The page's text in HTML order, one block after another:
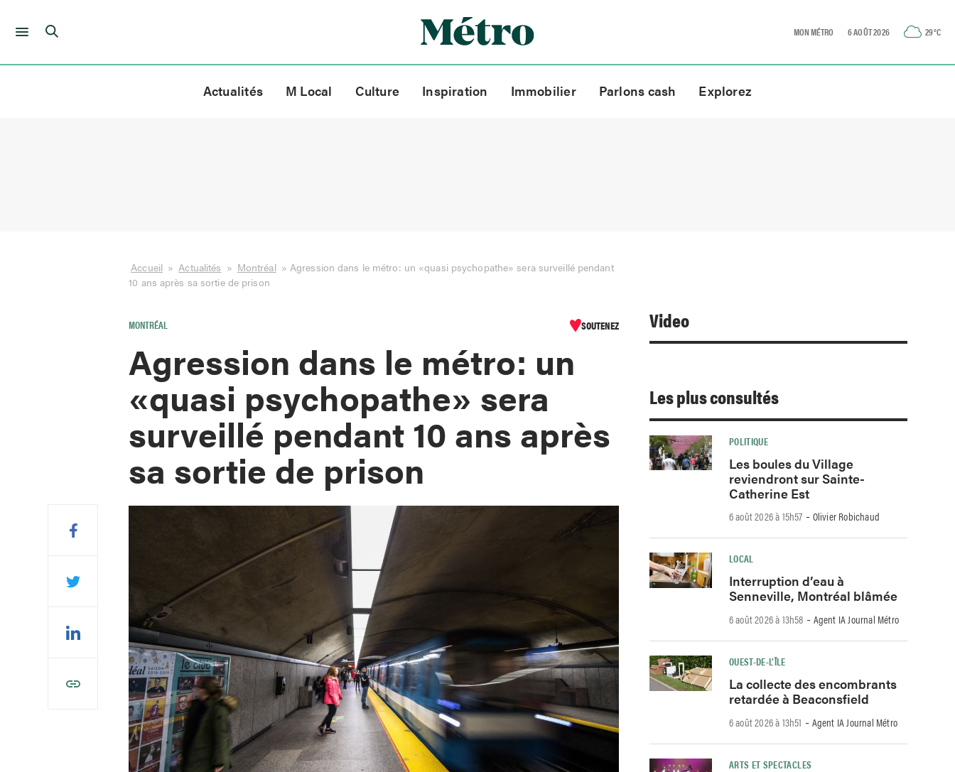
Skip
MON MÉTRO 6 AOÛT 2026 29°C
Actualités M Local Culture Inspiration Immobilier Parlons cash Explorez
Accueil » Actualités » Montréal »Agression dans le métro: un «quasi psychopathe» sera surveillé pendant
10 ans après sa sortie de prison
MONTRÉAL SOUTENEZ
Agression dans le métro: un
«quasi psychopathe» sera
surveillé pendant 10 ans après
sa sortie de prison
Video
Les plus consultés
POLITIQUE
Les boules du Village
reviendront sur Sainte-
Catherine Est
6 août 2026 à 15h57 -Olivier Robichaud
LOCAL
Interruption d’eau à
Senneville, Montréal blâmée
6 août 2026 à 13h58 -Agent IA Journal Métro
OUEST-DE-L’ÎLE
La collecte des encombrants
retardée à Beaconsfield
6 août 2026 à 13h51 -Agent IA Journal Métro
ARTS ET SPECTACLES